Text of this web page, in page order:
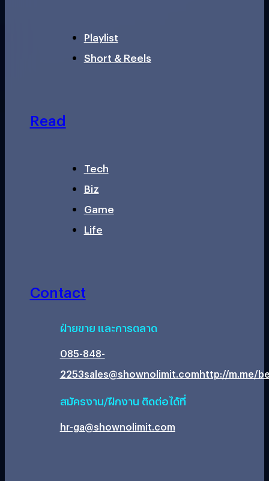
Playlist
Short & Reels
Read
Tech
Biz
Game
Life
Contact
ฝ่ายขาย และการตลาด
085-848-
2253sales@shownolimit.comhttp://m.me/
สมัครงาน/ฝึกงาน ติดต่อได้ที่
hr-ga@shownolimit.com